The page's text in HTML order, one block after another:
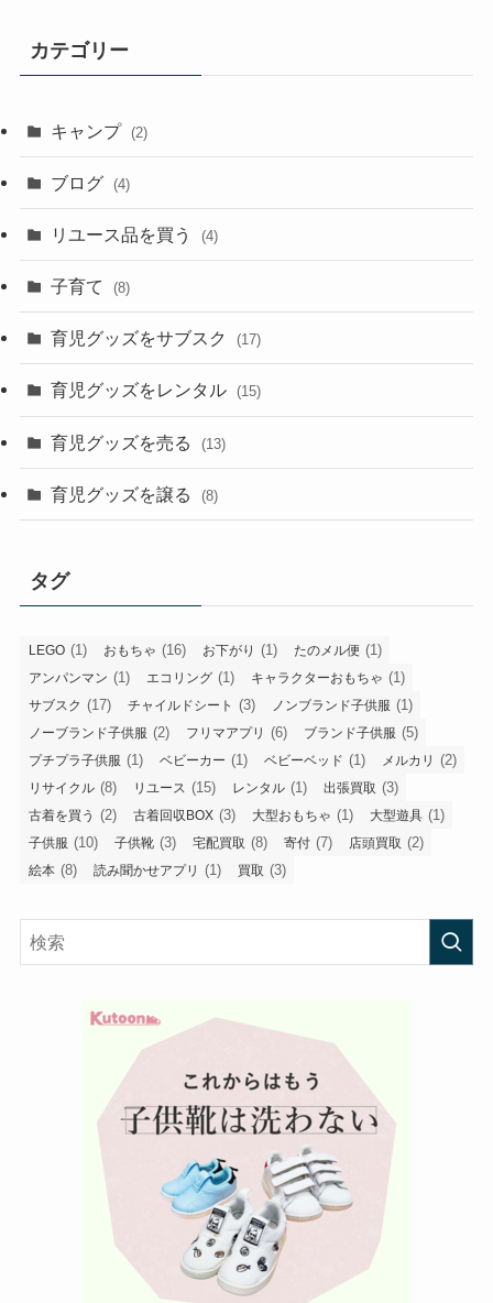
カテゴリー
キャンプ (2)
ブログ (4)
リユース品を買う (4)
子育て (8)
育児グッズをサブスク (17)
育児グッズをレンタル (15)
育児グッズを売る (13)
育児グッズを譲る (8)
タグ
LEGO (1) おもちゃ (16) お下がり (1) たのメル便 (1)
アンパンマン (1) エコリング (1) キャラクターおもちゃ (1)
サブスク (17) チャイルドシート (3) ノンブランド子供服 (1)
ノーブランド子供服 (2) フリマアプリ (6) ブランド子供服 (5)
プチプラ子供服 (1) ベビーカー (1) ベビーベッド (1) メルカリ (2)
リサイクル (8) リユース (15) レンタル (1) 出張買取 (3)
古着を買う (2) 古着回収BOX (3) 大型おもちゃ (1) 大型遊具 (1)
子供服 (10) 子供靴 (3) 宅配買取 (8) 寄付 (7) 店頭買取 (2)
絵本 (8) 読み聞かせアプリ (1) 買取 (3)